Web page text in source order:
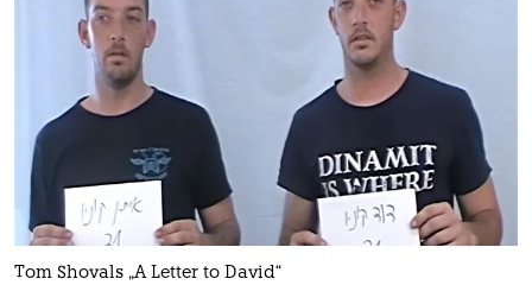
Tom Shovals „A Letter to David“